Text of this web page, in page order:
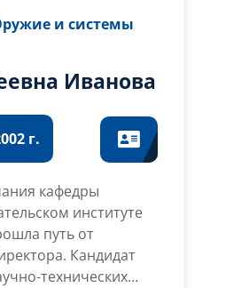
и системы
Иванова
г.
кафедры
институте
путь от
Кандидат
технических